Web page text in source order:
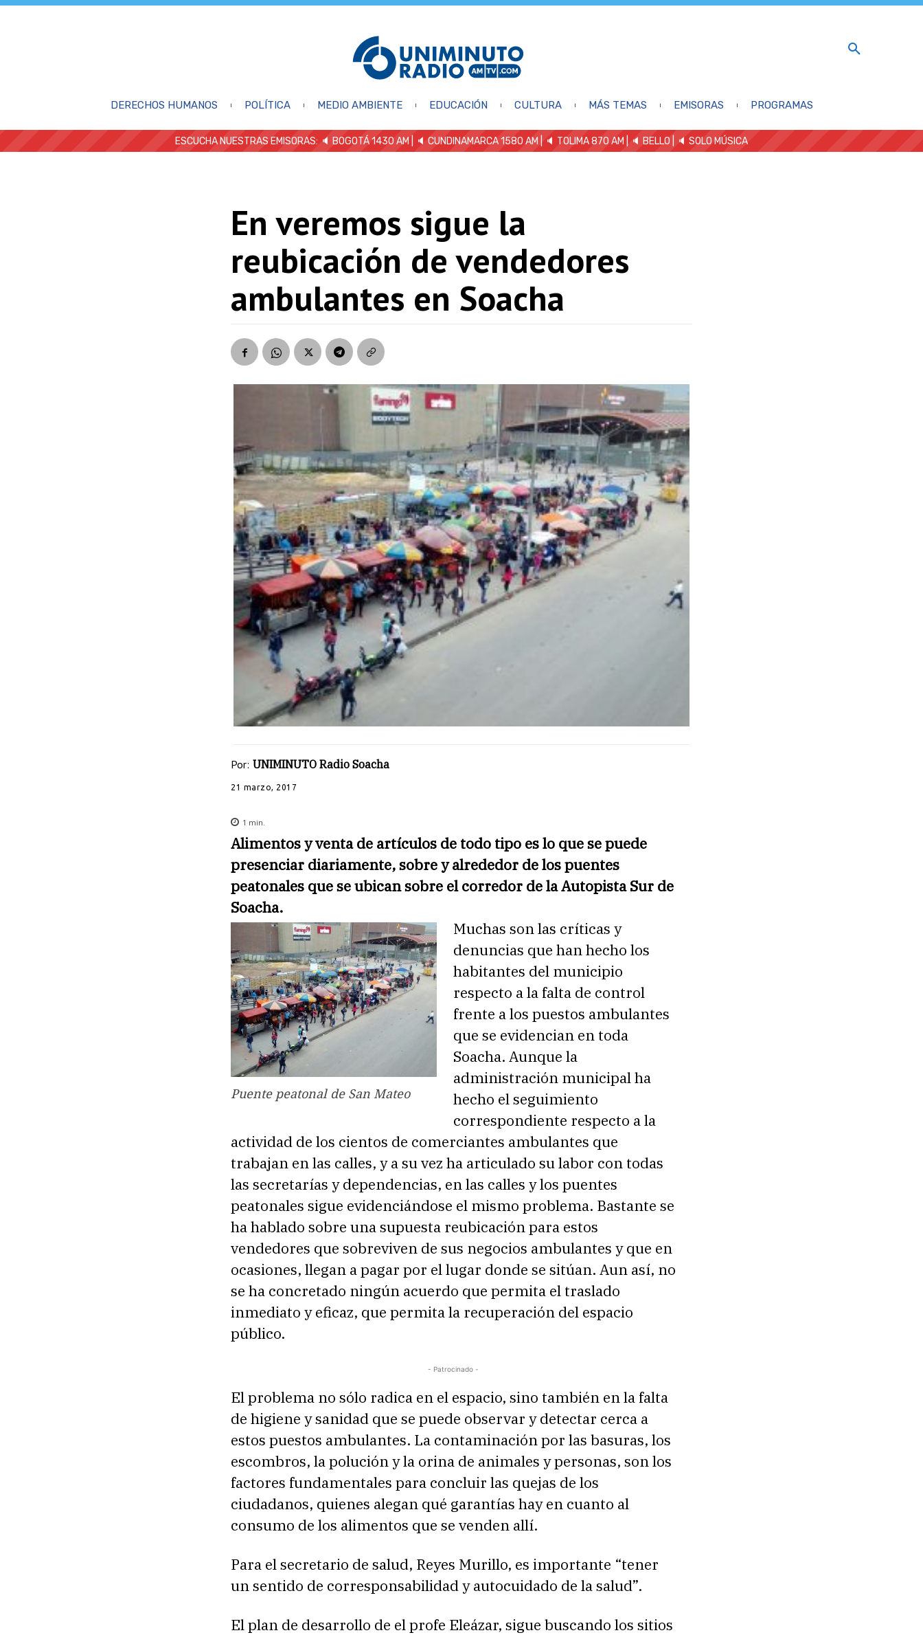
DERECHOS HUMANOS POLÍTICA MEDIO AMBIENTE EDUCACIÓN CULTURA MÁS TEMAS EMISORAS PROGRAMAS
ESCUCHA NUESTRAS EMISORAS: 🔈 BOGOTÁ 1430 AM | 🔈 CUNDINAMARCA 1580 AM | 🔈 TOLIMA 870 AM | 🔈 BELLO 🔈 SOLO MÚSICA
En veremos sigue la
reubicación de vendedores
ambulantes en Soacha
Por: UNIMINUTO Radio Soacha
21 marzo, 2017
1 min.
Alimentos y venta de artículos de todo tipo es lo que se puede
presenciar diariamente, sobre y alrededor de los puentes
peatonales que se ubican sobre el corredor de la Autopista Sur de
Soacha.
Puente peatonal de San Mateo
Muchas son las críticas y
denuncias que han hecho los
habitantes del municipio
respecto a la falta de control
frente a los puestos ambulantes
que se evidencian en toda
Soacha. Aunque la
administración municipal ha
hecho el seguimiento
correspondiente respecto a la
actividad de los cientos de comerciantes ambulantes que
trabajan en las calles, y a su vez ha articulado su labor con todas
las secretarías y dependencias, en las calles y los puentes
peatonales sigue evidenciándose el mismo problema. Bastante se
ha hablado sobre una supuesta reubicación para estos
vendedores que sobreviven de sus negocios ambulantes y que en
ocasiones, llegan a pagar por el lugar donde se sitúan. Aun así, no
se ha concretado ningún acuerdo que permita el traslado
inmediato y eficaz, que permita la recuperación del espacio
público.
- Patrocinado -
El problema no sólo radica en el espacio, sino también en la falta
de higiene y sanidad que se puede observar y detectar cerca a
estos puestos ambulantes. La contaminación por las basuras, los
escombros, la polución y la orina de animales y personas, son los
factores fundamentales para concluir las quejas de los
ciudadanos, quienes alegan qué garantías hay en cuanto al
consumo de los alimentos que se venden allí.
Para el secretario de salud, Reyes Murillo, es importante “tener
un sentido de corresponsabilidad y autocuidado de la salud”.
El plan de desarrollo de el profe Eleázar, sigue buscando los sitios